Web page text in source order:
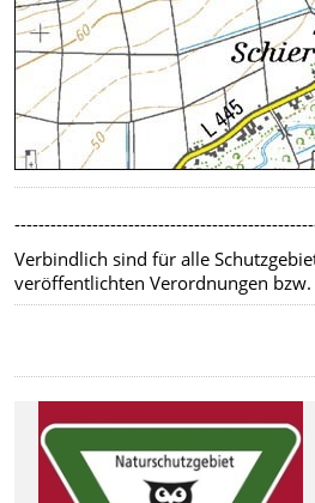
Verbindlich sind für alle
veröffentlichten Verordnungen bzw.